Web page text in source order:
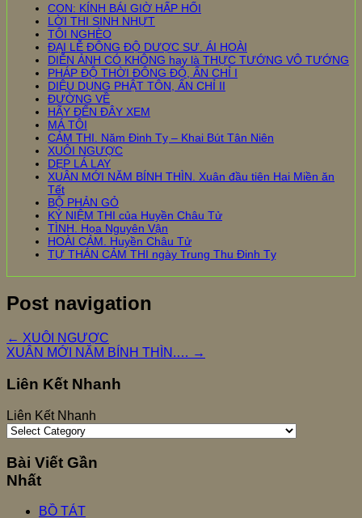
CON: KÍNH BÁI GIỜ HẤP HỐI
LỜI THI SINH NHỰT
TÔI NGHÈO
ĐẠI LỄ ĐÔNG ĐỘ DƯỢC SƯ. ÁI HOÀI
DIỄN ẢNH CÓ KHÔNG hay là THỰC TƯỚNG VÔ TƯỚNG
PHÁP ĐỘ THỜI ĐÔNG ĐỘ, ẤN CHỈ I
DIỆU DỤNG PHẬT TÔN, ẤN CHỈ II
ĐƯỜNG VỀ
HÃY ĐẾN ĐÂY XEM
MÁ TÔI
CẢM THI. Năm Đinh Tỵ – Khai Bút Tân Niên
XUÔI NGƯỢC
DẸP LÁ LAY
XUÂN MỚI NĂM BÍNH THÌN. Xuân đầu tiên Hai Miền ăn
Tết
BỘ PHẢN GỎ
KỶ NIỆM THI của Huyền Châu Tử
TÌNH. Họa Nguyên Vận
HOÀI CẢM. Huyền Châu Tử
TỰ THÁN CẢM THI ngày Trung Thu Đinh Tỵ
Post navigation
← XUÔI NGƯỢC
XUÂN MỚI NĂM BÍNH THÌN.… →
Liên Kết Nhanh
Liên Kết Nhanh
Bài Viết Gần
Nhất
BỒ TÁT